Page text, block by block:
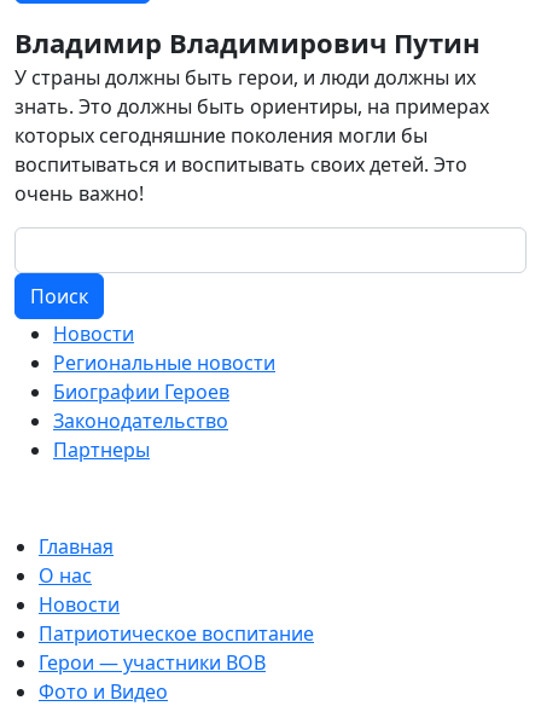
Владимир Владимирович Путин
У страны должны быть герои, и люди должны их
знать. Это должны быть ориентиры, на примерах
которых сегодняшние поколения могли бы
воспитываться и воспитывать своих детей. Это
очень важно!
Поиск
Новости
Региональные новости
Биографии Героев
Законодательство
Партнеры
Главная
О нас
Новости
Патриотическое воспитание
Герои — участники ВОВ
Фото и Видео